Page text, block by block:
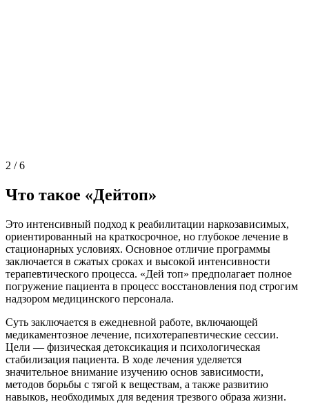
2 /6
Что такое «Дейтоп»
Это интенсивный подход к реабилитации наркозависимых,
ориентированный на краткосрочное, но глубокое лечение в
стационарных условиях. Основное отличие программы
заключается в сжатых сроках и высокой интенсивности
терапевтического процесса. «Дей топ» предполагает полное
погружение пациента в процесс восстановления под строгим
надзором медицинского персонала.
Суть заключается в ежедневной работе, включающей
медикаментозное лечение, психотерапевтические сессии.
Цели — физическая детоксикация и психологическая
стабилизация пациента. В ходе лечения уделяется
значительное внимание изучению основ зависимости,
методов борьбы с тягой к веществам, а также развитию
навыков, необходимых для ведения трезвого образа жизни.